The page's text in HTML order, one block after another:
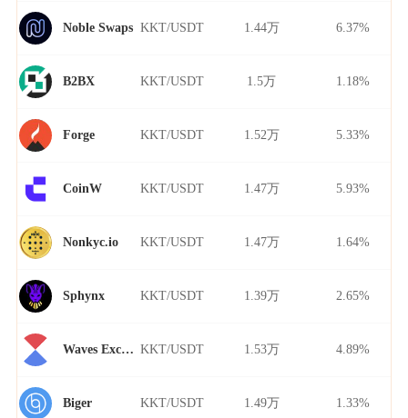
Noble Swaps KKT/USDT 1.44万 6.37%
B2BX KKT/USDT 1.5万 1.18%
Forge KKT/USDT 1.52万 5.33%
CoinW KKT/USDT 1.47万 5.93%
Nonkyc.io KKT/USDT 1.47万 1.64%
Sphynx KKT/USDT 1.39万 2.65%
Waves Exchange KKT/USDT 1.53万 4.89%
Biger KKT/USDT 1.49万 1.33%